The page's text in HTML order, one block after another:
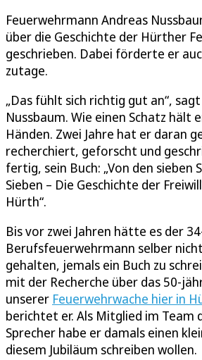
Feuerwehrmann Andreas
über die Geschichte der Hürther
geschrieben. Dabei förderte er
zutage.
„Das fühlt sich richtig gut an“,
Nussbaum. Wie einen Schatz hält
Händen. Zwei Jahre hat er daran
recherchiert, geforscht und
fertig, sein Buch: „Von den sieben
Sieben – Die Geschichte der
Hürth“.
Bis vor zwei Jahren hätte es der
Berufsfeuerwehrmann selber
gehalten, jemals ein Buch zu
mit der Recherche über das 50-
unserer Feuerwehrwache hier in
berichtet er. Als Mitglied im Team
Sprecher habe er damals einen
diesem Jubiläum schreiben wollen.